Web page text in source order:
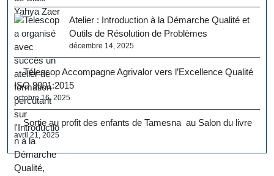
Atelier : Introduction à la Démarche Qualité et
Outils de Résolution de Problèmes
décembre 14, 2025
Télescop Accompagne Agrivalor vers l’Excellence Qualité
ISO 9001:2015
octobre 16, 2025
Sortie au profit des enfants de Tamesna au Salon du livre
avril 21, 2025